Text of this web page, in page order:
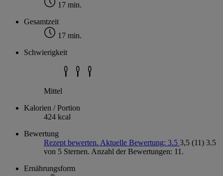
17 min.
Gesamtzeit
17 min.
Schwierigkeit
Mittel
Kalorien / Portion
424 kcal
Bewertung
Rezept bewerten. Aktuelle Bewertung: 3.5 3,5 (11) 3.5
von 5 Sternen. Anzahl der Bewertungen: 11.
Ernährungsform